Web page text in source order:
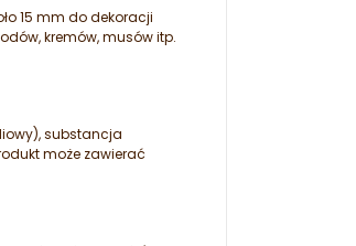
15 mm do dekoracji
kremów, musów itp.
substancja
może zawierać